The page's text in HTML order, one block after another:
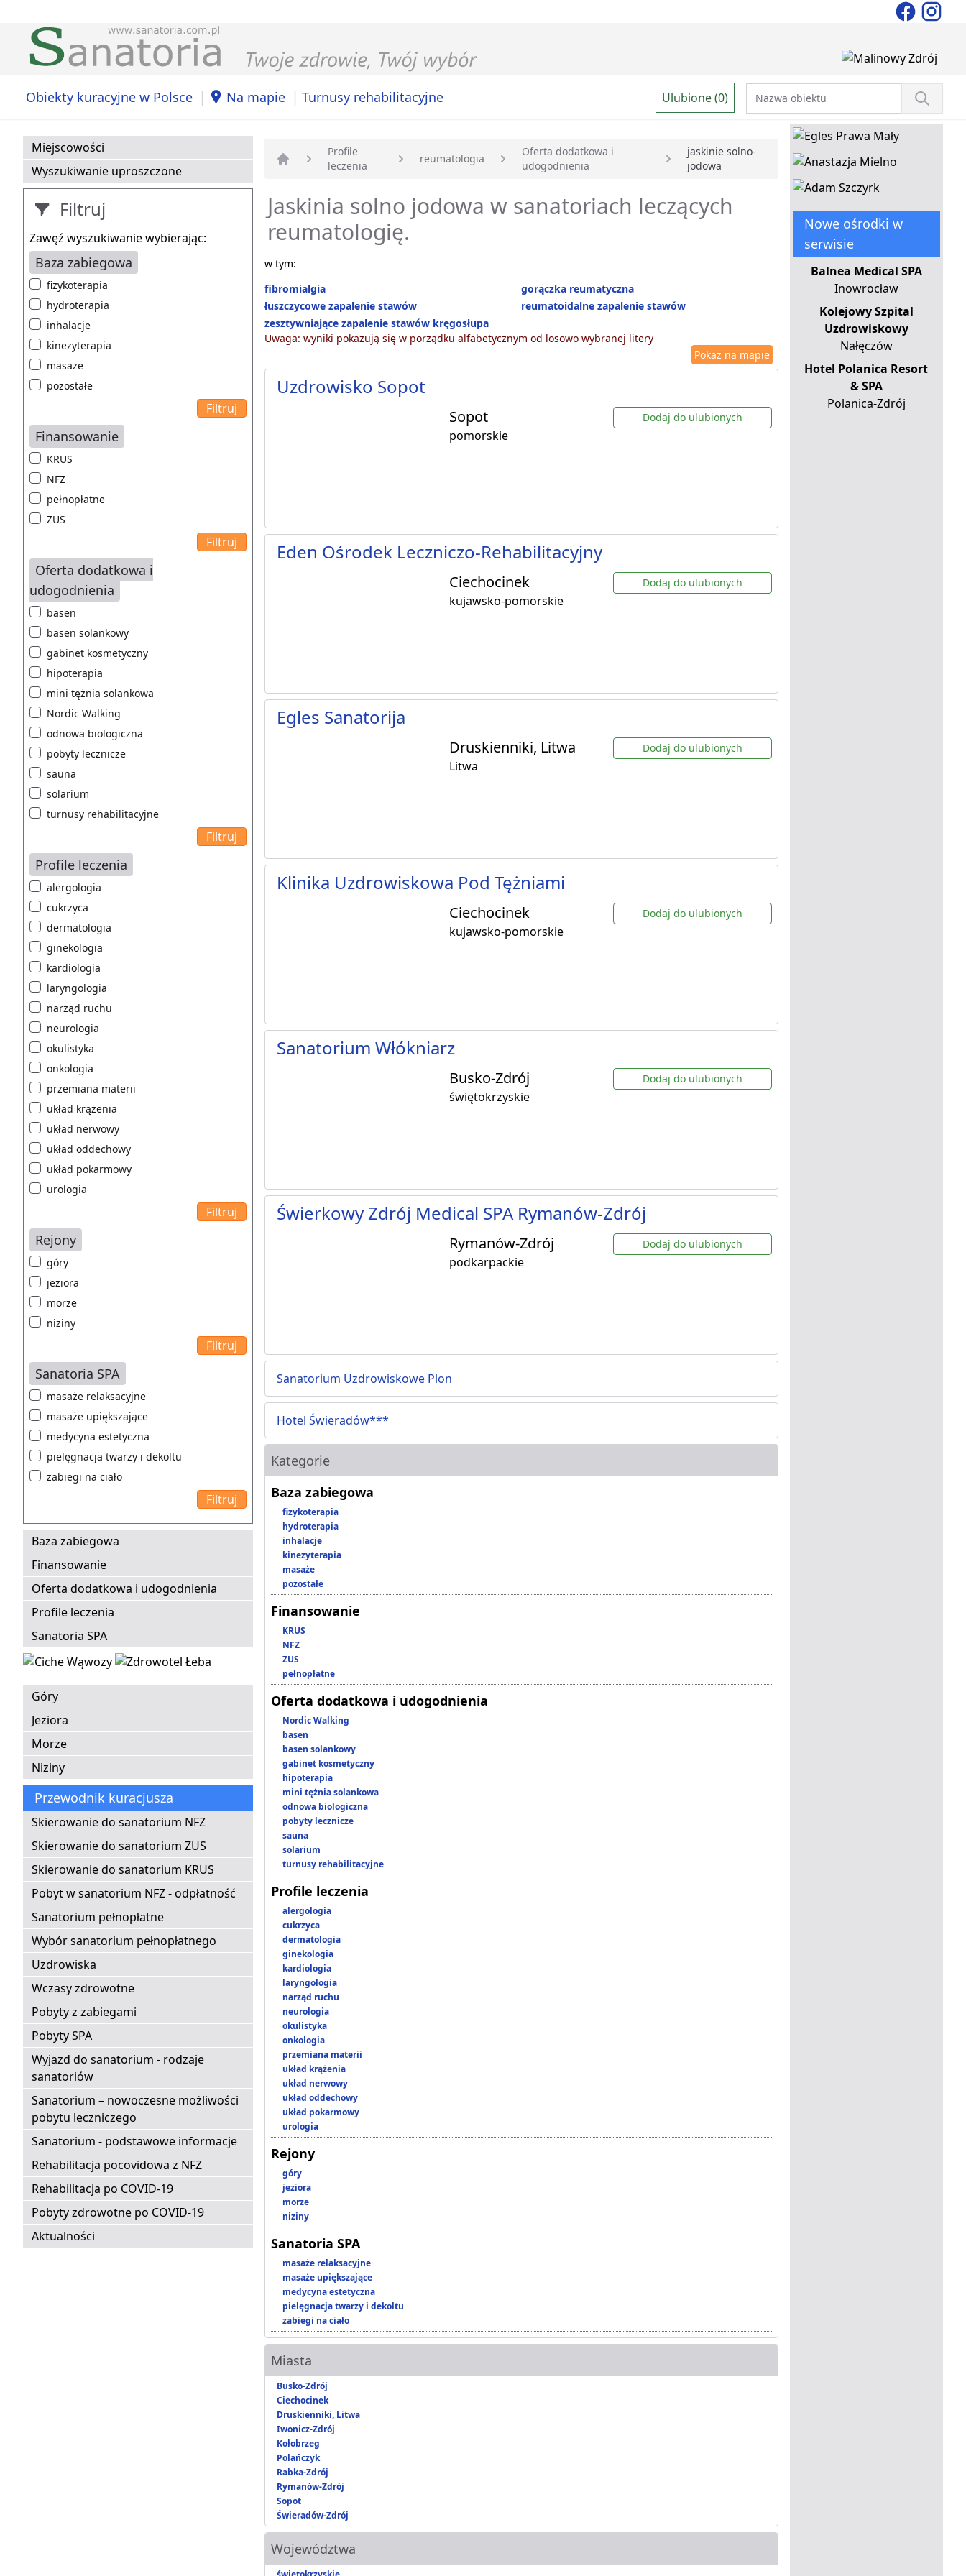
Obiekty kuracyjne w Polsce | Na mapie | Turnusy rehabilitacyjne Ulubione (0)
Miejscowości
Wyszukiwanie uproszczone
Filtruj
Zawęź wyszukiwanie wybierając:
Baza zabiegowa
fizykoterapia
hydroterapia
inhalacje
kinezyterapia
masaże
pozostałe
Finansowanie
KRUS
NFZ
pełnopłatne
ZUS
Oferta dodatkowa i
udogodnienia
basen
basen solankowy
gabinet kosmetyczny
hipoterapia
mini tężnia solankowa
Nordic Walking
odnowa biologiczna
pobyty lecznicze
sauna
solarium
turnusy rehabilitacyjne
Profile leczenia
alergologia
cukrzyca
dermatologia
ginekologia
kardiologia
laryngologia
narząd ruchu
neurologia
okulistyka
onkologia
przemiana materii
układ krążenia
układ nerwowy
układ oddechowy
układ pokarmowy
urologia
Rejony
góry
jeziora
morze
niziny
Sanatoria SPA
masaże relaksacyjne
masaże upiększające
medycyna estetyczna
pielęgnacja twarzy i dekoltu
zabiegi na ciało
Baza zabiegowa
Finansowanie
Oferta dodatkowa i udogodnienia
Profile leczenia
Sanatoria SPA
Góry
Jeziora
Morze
Niziny
Przewodnik kuracjusza
Skierowanie do sanatorium NFZ
Skierowanie do sanatorium ZUS
Skierowanie do sanatorium KRUS
Pobyt w sanatorium NFZ - odpłatność
Sanatorium pełnopłatne
Wybór sanatorium pełnopłatnego
Uzdrowiska
Wczasy zdrowotne
Pobyty z zabiegami
Pobyty SPA
Wyjazd do sanatorium - rodzaje
sanatoriów
Sanatorium – nowoczesne możliwości
pobytu leczniczego
Sanatorium - podstawowe informacje
Rehabilitacja pocovidowa z NFZ
Rehabilitacja po COVID-19
Pobyty zdrowotne po COVID-19
Aktualności
Strona główna
Profile
leczenia
reumatologia
Oferta dodatkowa i
udogodnienia
jaskinie solno-
jodowa
Jaskinia solno jodowa w sanatoriach leczących
reumatologię.
w tym:
fibromialgia
gorączka reumatyczna
łuszczycowe zapalenie stawów
reumatoidalne zapalenie stawów
zesztywniające zapalenie stawów kręgosłupa
Uwaga: wyniki pokazują się w porządku alfabetycznym od losowo wybranej litery
Pokaż na mapie
Uzdrowisko Sopot
Sopot
pomorskie
Dodaj do ulubionych
Eden Ośrodek Leczniczo-Rehabilitacyjny
Ciechocinek
kujawsko-pomorskie
Dodaj do ulubionych
Egles Sanatorija
Druskienniki, Litwa
Litwa
Dodaj do ulubionych
Klinika Uzdrowiskowa Pod Tężniami
Ciechocinek
kujawsko-pomorskie
Dodaj do ulubionych
Sanatorium Włókniarz
Busko-Zdrój
świętokrzyskie
Dodaj do ulubionych
Świerkowy Zdrój Medical SPA Rymanów-Zdrój
Rymanów-Zdrój
podkarpackie
Dodaj do ulubionych
Sanatorium Uzdrowiskowe Plon
Hotel Świeradów***
Kategorie
Baza zabiegowa
fizykoterapia
hydroterapia
inhalacje
kinezyterapia
masaże
pozostałe
Finansowanie
KRUS
NFZ
ZUS
pełnopłatne
Oferta dodatkowa i udogodnienia
Nordic Walking
basen
basen solankowy
gabinet kosmetyczny
hipoterapia
mini tężnia solankowa
odnowa biologiczna
pobyty lecznicze
sauna
solarium
turnusy rehabilitacyjne
Profile leczenia
alergologia
cukrzyca
dermatologia
ginekologia
kardiologia
laryngologia
narząd ruchu
neurologia
okulistyka
onkologia
przemiana materii
układ krążenia
układ nerwowy
układ oddechowy
układ pokarmowy
urologia
Rejony
góry
jeziora
morze
niziny
Sanatoria SPA
masaże relaksacyjne
masaże upiększające
medycyna estetyczna
pielęgnacja twarzy i dekoltu
zabiegi na ciało
Miasta
Busko-Zdrój
Ciechocinek
Druskienniki, Litwa
Iwonicz-Zdrój
Kołobrzeg
Polańczyk
Rabka-Zdrój
Rymanów-Zdrój
Sopot
Świeradów-Zdrój
Województwa
Nowe ośrodki w
serwisie
Balnea Medical SPA
Inowrocław
Kolejowy Szpital
Uzdrowiskowy
Nałęczów
Hotel Polanica Resort
& SPA
Polanica-Zdrój